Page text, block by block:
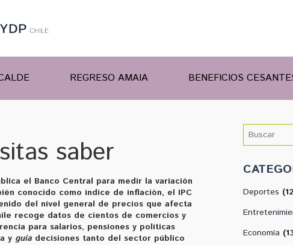
REGRESO AMAIA BENEFICIOS
saber
el Banco Central para medir la variación
conocido como índice de inflación, el IPC
del nivel general de precios que afecta
recoge datos de cientos de comercios y
para salarios, pensiones y políticas
y guía decisiones tanto del sector público
Deportes
Economía